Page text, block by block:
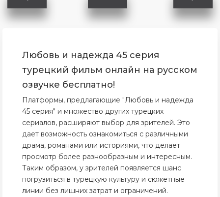
Любовь и надежда 45 серия
турецкий фильм онлайн на русском
озвучке бесплатно!
Платформы, предлагающие "Любовь и надежда
45 серия" и множество других турецких
сериалов, расширяют выбор для зрителей. Это
дает возможность ознакомиться с различными
драма, романами или историями, что делает
просмотр более разнообразным и интересным.
Таким образом, у зрителей появляется шанс
погрузиться в турецкую культуру и сюжетные
линии без лишних затрат и ограничений.